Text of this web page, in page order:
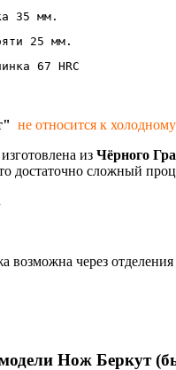
35 мм.
25 мм.
клинка 67 HRC
не относится к
из Чёрного
достаточно сложный
возможна через
Нож Беркут